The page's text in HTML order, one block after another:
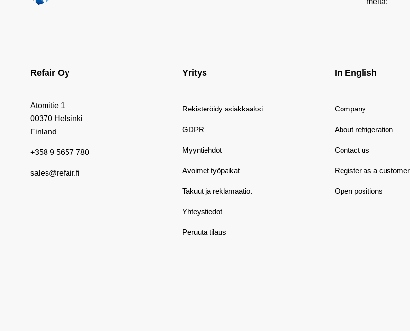
Refair Oy
Atomitie 1
00370 Helsinki
Finland
+358 9 5657 780
sales@refair.fi
Yritys
Rekisteröidy asiakkaaksi
GDPR
Myyntiehdot
Avoimet työpaikat
Takuut ja reklamaatiot
Yhteystiedot
Peruuta tilaus
In English
Company
About refrigeration
Contact us
Register as a customer
Open positions